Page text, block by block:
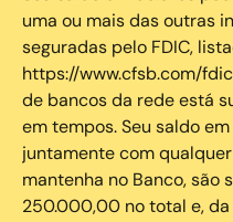
uma ou mais das outras
seguradas pelo FDIC,
https://www.cfsb.com/
de bancos da rede está
em tempos. Seu saldo
juntamente com
mantenha no Banco, são
250.000,00 no total e,